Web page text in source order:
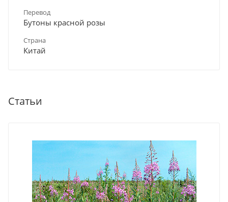
Перевод
Бутоны красной розы
Страна
Китай
Статьи